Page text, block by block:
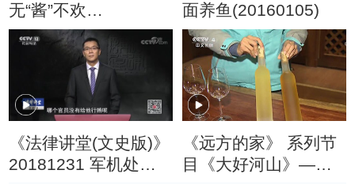
无“酱”不欢
(20160127)
面养鱼(20160105)
《法律讲堂(文史版)》
20181231 军机处重
《远方的家》 系列节
目《大好河山》——